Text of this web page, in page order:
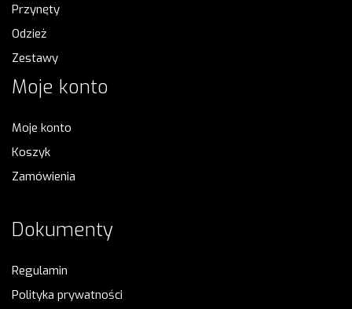
Przynęty
Odzież
Zestawy
Moje konto
Moje konto
Koszyk
Zamówienia
Dokumenty
Regulamin
Polityka prywatności